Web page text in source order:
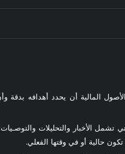
المالية أن يحدد أهدافه بدقة وأن
تشمل الأخبار والتحليلات
حالية أو في وقتها الفعلي.